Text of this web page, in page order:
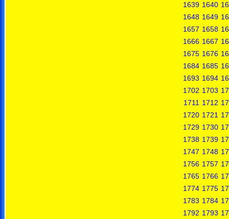
1639 1640
1648 1649
1657 1658
1666 1667
1675 1676
1684 1685
1693 1694
1702 1703
1711 1712
1720 1721
1729 1730
1738 1739
1747 1748
1756 1757
1765 1766
1774 1775
1783 1784
1792 1793